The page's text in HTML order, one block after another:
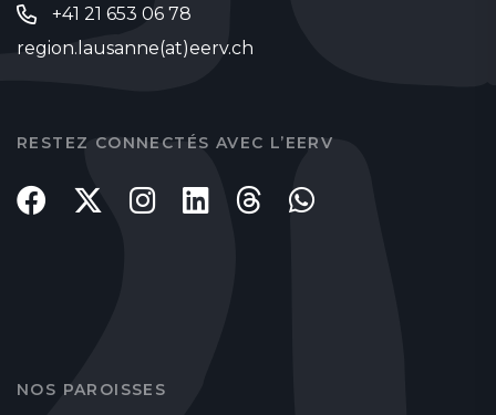
+41 21 653 06 78
region.lausanne(at)eerv.ch
RESTEZ CONNECTÉS AVEC L’EERV
NOS PAROISSES